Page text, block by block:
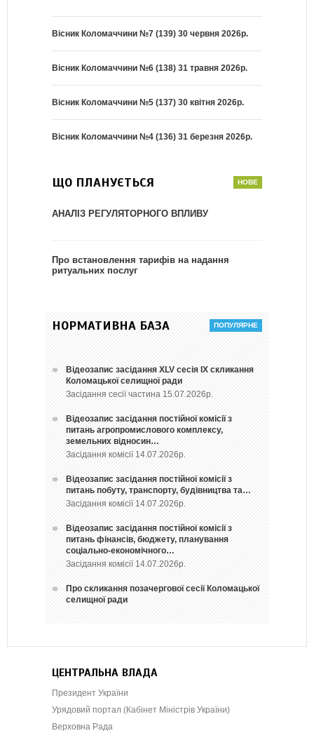
Вісник Коломаччини №7 (139) 30 червня 2026р.
Вісник Коломаччини №6 (138) 31 травня 2026р.
Вісник Коломаччини №5 (137) 30 квітня 2026р.
Вісник Коломаччини №4 (136) 31 березня 2026р.
ЩО ПЛАНУЄТЬСЯ
АНАЛІЗ РЕГУЛЯТОРНОГО ВПЛИВУ
Про встановлення тарифів на надання
ритуальних послуг
НОРМАТИВНА БАЗА
Відеозапис засідання ХLV сесія ІХ скликання
Коломацької селищної ради
Засідання сесії частина 15.07.2026р.
Відеозапис засідання постійної комісії з
питань агропромислового комплексу,
земельних відносин…
Засідання комісії 14.07.2026р.
Відеозапис засідання постійної комісії з
питань побуту, транспорту, будівництва та…
Засідання комісії 14.07.2026р.
Відеозапис засідання постійної комісії з
питань фінансів, бюджету, планування
соціально-економічного…
Засідання комісії 14.07.2026р.
Про скликання позачергової сесії Коломацької
селищної ради
ЦЕНТРАЛЬНА ВЛАДА
Президент України
Урядовий портал (Кабінет Міністрів України)
Верховна Рада